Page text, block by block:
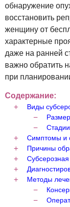
обнаружение
восстановить
женщину от
характерные
даже на ранней
важно обратить
при
Содержание:
Виды
Симптомы и
Причины
Методы